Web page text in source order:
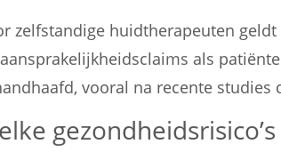
zelfstandige huidtherapeuten
als
vooral na recente